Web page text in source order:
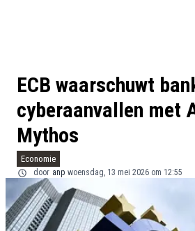
ECB waarschuwt
cyberaanvallen met
Mythos
Economie
door anp woensdag, 13 mei 2026 om 12:55